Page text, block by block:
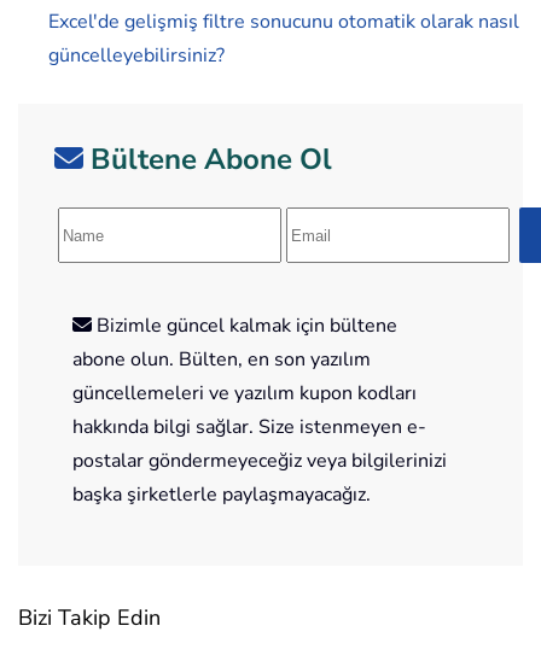
Excel'de gelişmiş filtre sonucunu otomatik olarak nasıl
güncelleyebilirsiniz?
Bültene Abone Ol
Bizimle güncel kalmak için bültene
abone olun. Bülten, en son yazılım
güncellemeleri ve yazılım kupon kodları
hakkında bilgi sağlar. Size istenmeyen e-
postalar göndermeyeceğiz veya bilgilerinizi
başka şirketlerle paylaşmayacağız.
Bizi Takip Edin